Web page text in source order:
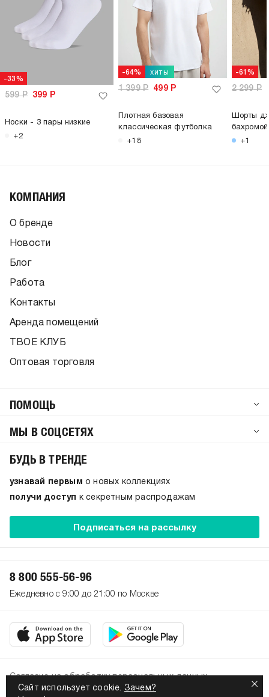
-33%
599Р 399 Р
Носки - 3 пары низкие
+2
-64% хиты
1 399Р 499Р
Плотная базовая
классическая футболка
+18
-61%
2 299Р
Шорты
бахромой
+1
Сайт использует cookie. Зачем?
КОМПАНИЯ
О бренде
Новости
Блог
Работа
Контакты
Аренда помещений
ТВОЕ КЛУБ
Оптовая торговля
ПОМОЩЬ
МЫ В СОЦСЕТЯХ
БУДЬ В ТРЕНДЕ
узнавай первым о новых коллекциях
получи доступ
к секретным распродажам
Подписаться на рассылку
8 800 555-56-96
Ежедневно с 9:00 до 21:00 по Москве
Политика конфиденциальности
Согласие на обработку персональных данных